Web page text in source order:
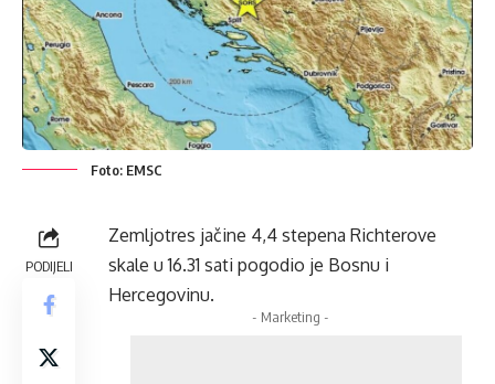
Foto: EMSC
PODIJELI
Zemljotres jačine 4,4 stepena Richterove
skale u 16.31 sati pogodio je Bosnu i
Hercegovinu.
- Marketing -